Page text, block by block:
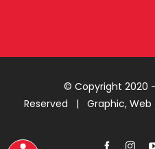
© Copyright 2020 -
Reserved | Graphic,
Facebook